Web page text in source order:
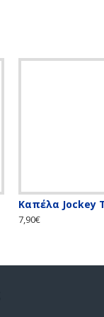
7,90€